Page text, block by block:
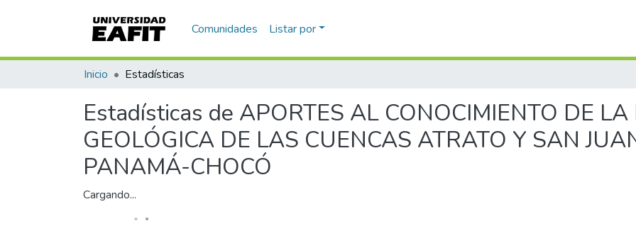
Communities & Collections All of DSpace
Home Statistics
Statistics for APORTES AL CONOCIMIENTO DE LA
GEOLÓGICA DE LAS CUENCAS ATRATO Y SAN
PANAMÁ-CHOCÓ
Loading...